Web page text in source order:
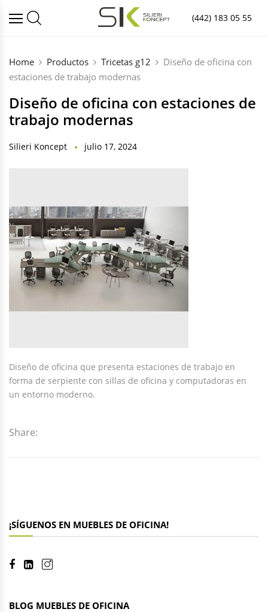
(442) 183 05 55
Home Productos Tricetas g12
Diseño de oficina con
estaciones de trabajo modernas
Diseño de oficina con estaciones de
trabajo modernas
Silieri Koncept julio 17, 2024
Diseño de oficina que presenta estaciones de trabajo en
forma de serpiente con sillas de oficina y computadoras en
un entorno moderno.
Share:
¡SÍGUENOS EN MUEBLES DE OFICINA!
BLOG MUEBLES DE OFICINA